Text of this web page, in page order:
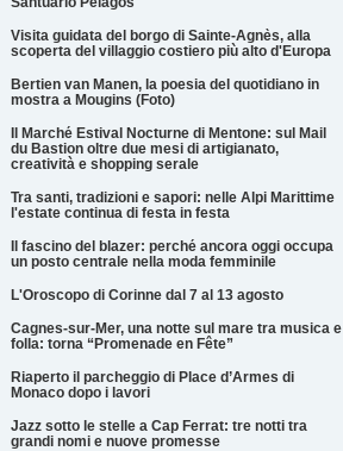
Visita guidata del borgo di Sainte-Agnès, alla
scoperta del villaggio costiero più alto d'Europa
Bertien van Manen, la poesia del quotidiano in
mostra a Mougins (Foto)
Il Marché Estival Nocturne di Mentone: sul Mail
du Bastion oltre due mesi di artigianato,
creatività e shopping serale
Tra santi, tradizioni e sapori: nelle Alpi Marittime
l'estate continua di festa in festa
Il fascino del blazer: perché ancora oggi occupa
un posto centrale nella moda femminile
L'Oroscopo di Corinne dal 7 al 13 agosto
Cagnes-sur-Mer, una notte sul mare tra musica e
folla: torna “Promenade en Fête”
Riaperto il parcheggio di Place d’Armes di
Monaco dopo i lavori
Jazz sotto le stelle a Cap Ferrat: tre notti tra
grandi nomi e nuove promesse